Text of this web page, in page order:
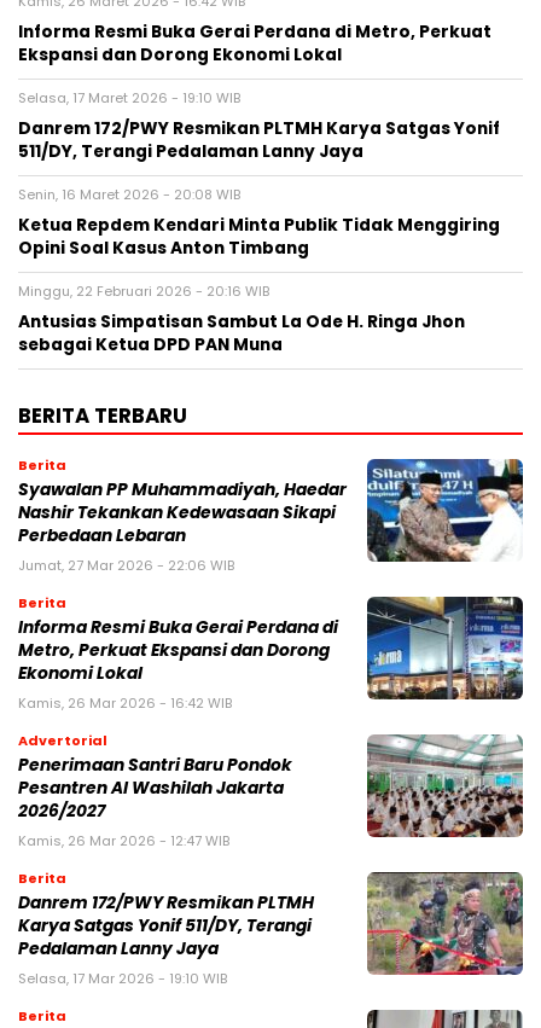
Informa Resmi Buka Gerai Perdana di Metro, Perkuat
Ekspansi dan Dorong Ekonomi Lokal
Selasa, 17 Maret 2026 - 19:10 WIB
Danrem 172/PWY Resmikan PLTMH Karya Satgas Yonif
511/DY, Terangi Pedalaman Lanny Jaya
Senin, 16 Maret 2026 - 20:08 WIB
Ketua Repdem Kendari Minta Publik Tidak Menggiring
Opini Soal Kasus Anton Timbang
Minggu, 22 Februari 2026 - 20:16 WIB
Antusias Simpatisan Sambut La Ode H. Ringa Jhon
sebagai Ketua DPD PAN Muna
BERITA TERBARU
Berita
Syawalan PP Muhammadiyah, Haedar
Nashir Tekankan Kedewasaan Sikapi
Perbedaan Lebaran
Jumat, 27 Mar 2026 - 22:06 WIB
Berita
Informa Resmi Buka Gerai Perdana di
Metro, Perkuat Ekspansi dan Dorong
Ekonomi Lokal
Kamis, 26 Mar 2026 - 16:42 WIB
Advertorial
Penerimaan Santri Baru Pondok
Pesantren Al Washilah Jakarta
2026/2027
Kamis, 26 Mar 2026 - 12:47 WIB
Berita
Danrem 172/PWY Resmikan PLTMH
Karya Satgas Yonif 511/DY, Terangi
Pedalaman Lanny Jaya
Selasa, 17 Mar 2026 - 19:10 WIB
Berita